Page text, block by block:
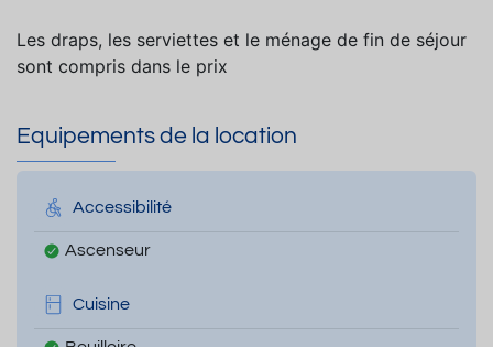
Les draps, les serviettes et le ménage de fin de séjour
sont compris dans le prix
Equipements de la location
Accessibilité
Ascenseur
Cuisine